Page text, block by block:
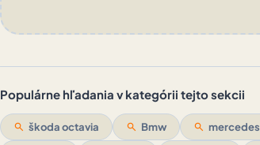
Populárne hľadania v kategórii tejto sekcii
search škoda octavia search Bmw search mercedes